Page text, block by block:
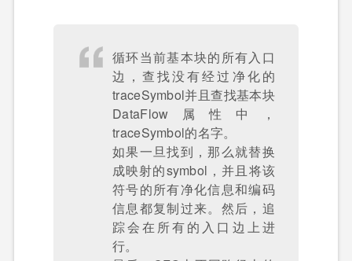
循环当前基本块的所有入口
边，查找没有经过净化的
traceSymbol并且查找基本块
DataFlow属性中，
traceSymbol的名字。
如果一旦找到，那么就替换
成映射的symbol，并且将该
符号的所有净化信息和编码
信息都复制过来。然后，追
踪会在所有的入口边上进
行。